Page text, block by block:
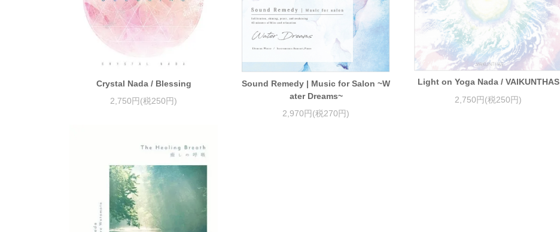
Crystal Nada / Blessing
2,750円(税250円)
Sound Remedy | Music for Salon ~W
ater Dreams~
2,970円(税270円)
Light on Yoga Nada / VAIKUNTHAS
2,750円(税250円)